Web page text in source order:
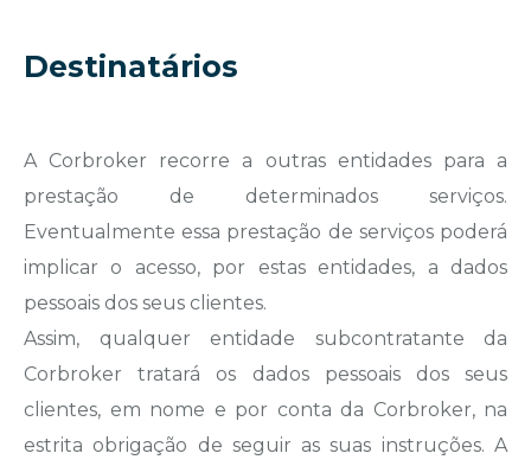
Destinatários
A Corbroker recorre a outras entidades para a
prestação de determinados serviços.
Eventualmente essa prestação de serviços poderá
implicar o acesso, por estas entidades, a dados
pessoais dos seus clientes.
Assim, qualquer entidade subcontratante da
Corbroker tratará os dados pessoais dos seus
clientes, em nome e por conta da Corbroker, na
estrita obrigação de seguir as suas instruções. A